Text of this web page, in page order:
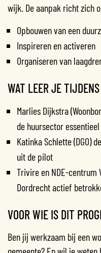
wijk. De aanpak richt zich
Opbouwen van een
Inspireren en activeren
Organiseren van
WAT LEER JE
Marlies Dijkstra
de huursector
Katinka Schlette (DGO)
uit de pilot
Trivire en NDE-centrum
Dordrecht actief
VOOR WIE IS DIT
Ben jij werkzaam bij een